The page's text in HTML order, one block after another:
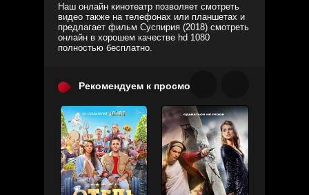
Наш онлайн кинотеатр позволяет смотреть
видео также на телефонах или планшетах и
предлагает фильм Суспирия (2018) смотреть
онлайн в хорошем качестве hd 1080
полностью бесплатно.
Рекомендуем к просмотру: